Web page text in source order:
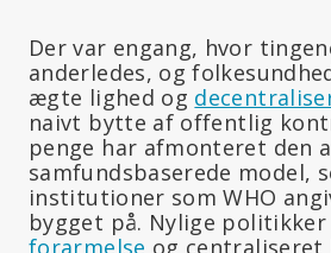
Der var engang, hvor
anderledes, og
ægte lighed og
naivt bytte af offentlig
penge har afmonteret den
samfundsbaserede model,
institutioner som WHO
bygget på. Nylige
forarmelse og